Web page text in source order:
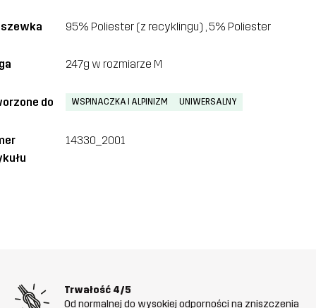
95% Poliester (z recyklingu) , 5% Poliester
247g w rozmiarze M
do WSPINACZKA I ALPINIZM UNIWERSALNY
14330_2001
Trwałość 4/5
Od normalnej do wysokiej odporności na zniszczenia